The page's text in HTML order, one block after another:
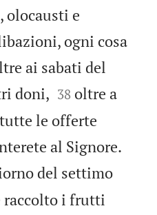
olocausti e
ogni cosa
ai sabati del
doni, 

38 oltre a
le offerte
al Signore.
del settimo
raccolto i frutti